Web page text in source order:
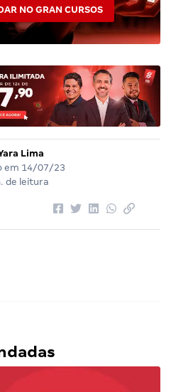
NO GRAN CURSOS
Lima
em 14/07/23
de leitura